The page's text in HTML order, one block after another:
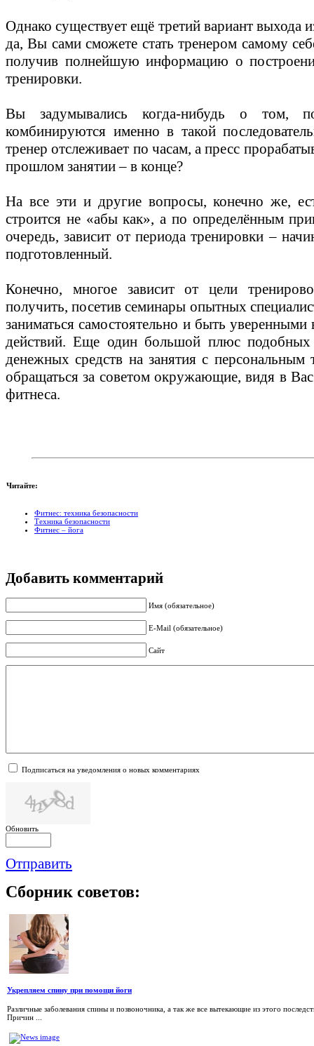
Однако существует ещё третий вариант выхода
да, Вы сами сможете стать тренером самому
получив полнейшую информацию о
тренировки.
Вы задумывались когда-нибудь о том,
комбинируются именно в такой
тренер отслеживает по часам, а пресс
прошлом занятии – в конце?
На все эти и другие вопросы, конечно же,
строится не «абы как», а по определённым
очередь, зависит от периода тренировки –
подготовленный.
Конечно, многое зависит от цели
получить, посетив семинары опытных
заниматься самостоятельно и быть
действий. Еще один большой плюс
денежных средств на занятия с
обращаться за советом окружающие, видя в
фитнеса.
Читайте:
Фитнес: техника безопасности
Техника безопасности
Фитнес – йога
Добавить комментарий
Имя (обязательное)
E-Mail (обязательное)
Сайт
Подписаться на уведомления о новых комментариях
Обновить
Отправить
Сборник советов:
Укрепляем спину при помощи йоги
Различные заболевания спины и позвоночника, а так же все вытекающие из этого
Причин ...